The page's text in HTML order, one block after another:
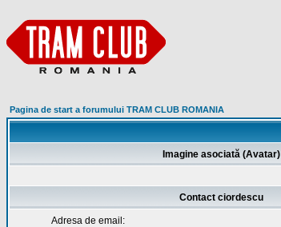
Pagina de start a forumului TRAM CLUB ROMANIA
Imagine asociată (Avatar)
Contact ciordescu
Adresa de email: